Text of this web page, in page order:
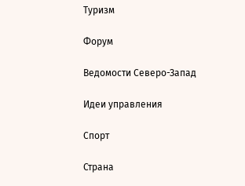
Туризм
Форум
Ведомости Северо-Запад
Идеи управления
Спорт
Страна